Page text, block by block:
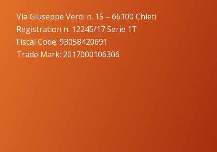
Via Giuseppe Verdi n. 15 – 66100 Chieti
Registration n. 12245/17 Serie 1T
Fiscal Code: 93058420691
Trade Mark: 2017000106306